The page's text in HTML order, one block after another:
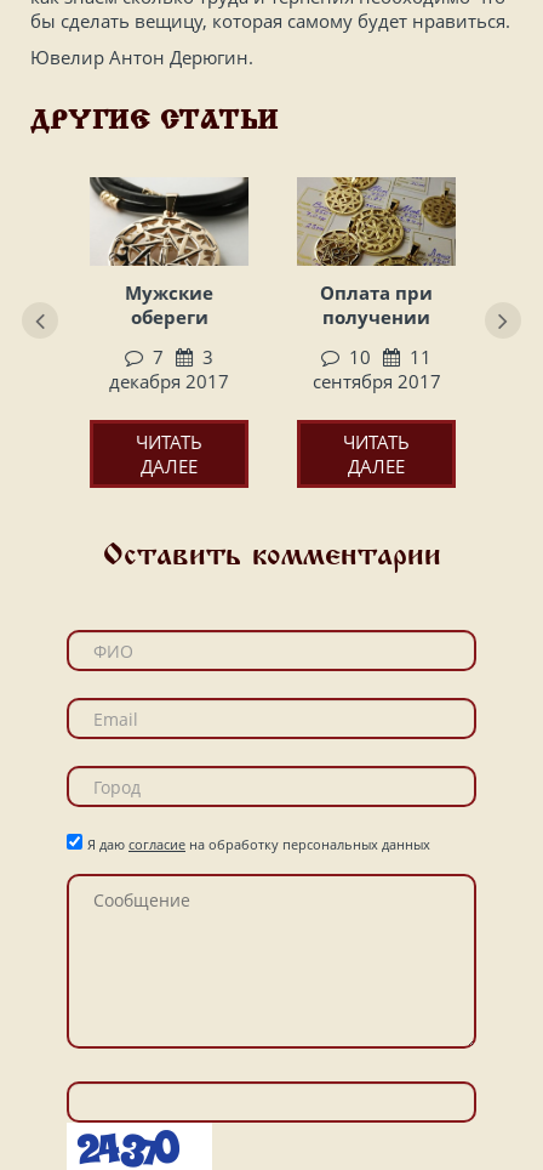
бы сделать вещицу, которая самому будет нравиться.
Ювелир Антон Дерюгин.
ДРУГИЕ СТАТЬИ
Мужские
обереги
7
3
декабря 2017
ЧИТАТЬ
ДАЛЕЕ
Оплата при
получении
10
11
сентября 2017
ЧИТАТЬ
ДАЛЕЕ
Оставить комментарии
Я даю согласие на обработку персональных данных